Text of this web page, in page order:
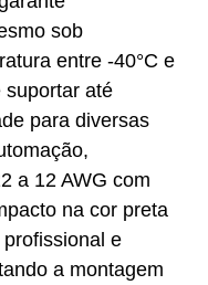
sob
entre -40°C e
suportar até
para diversas
a 12 AWG com
na cor preta
e
a montagem